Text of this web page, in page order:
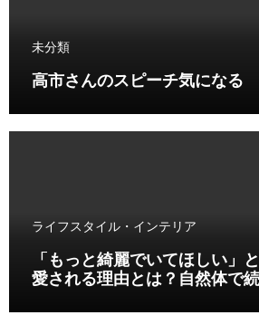
未分類
高市さんのスピーチ気になる
ライフスタイル・インテリア
「もっと綺麗でいてほしい」
愛される理由とは？自然体で